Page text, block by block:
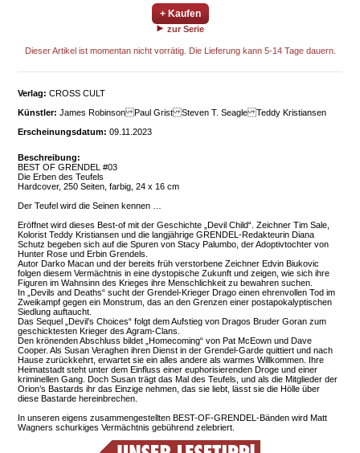
+ Kaufen
zur Serie
Dieser Artikel ist momentan nicht vorrätig. Die Lieferung kann 5-14 Tage dauern.
Verlag: CROSS CULT
Künstler: James Robinson Paul Grist Steven T. Seagle Teddy Kristiansen
Erscheinungsdatum: 09.11.2023
Beschreibung:
BEST OF GRENDEL #03
Die Erben des Teufels
Hardcover, 250 Seiten, farbig, 24 x 16 cm
Der Teufel wird die Seinen kennen …
Eröffnet wird dieses Best-of mit der Geschichte „Devil Child“. Zeichner Tim Sale,
Kolorist Teddy Kristiansen und die langjährige GRENDEL-Redakteurin Diana
Schutz begeben sich auf die Spuren von Stacy Palumbo, der Adoptivtochter von
Hunter Rose und Erbin Grendels.
Autor Darko Macan und der bereits früh verstorbene Zeichner Edvin Biukovic
folgen diesem Vermächtnis in eine dystopische Zukunft und zeigen, wie sich ihre
Figuren im Wahnsinn des Krieges ihre Menschlichkeit zu bewahren suchen.
In „Devils and Deaths“ sucht der Grendel-Krieger Drago einen ehrenvollen Tod im
Zweikampf gegen ein Monstrum, das an den Grenzen einer postapokalyptischen
Siedlung auftaucht.
Das Sequel „Devil’s Choices“ folgt dem Aufstieg von Dragos Bruder Goran zum
geschicktesten Krieger des Agram-Clans.
Den krönenden Abschluss bildet „Homecoming“ von Pat McEown und Dave
Cooper. Als Susan Veraghen ihren Dienst in der Grendel-Garde quittiert und nach
Hause zurückkehrt, erwartet sie ein alles andere als warmes Willkommen. Ihre
Heimatstadt steht unter dem Einfluss einer euphorisierenden Droge und einer
kriminellen Gang. Doch Susan trägt das Mal des Teufels, und als die Mitglieder der
Orion’s Bastards ihr das Einzige nehmen, das sie liebt, lässt sie die Hölle über
diese Bastarde hereinbrechen.
In unseren eigens zusammengestellten BEST-OF-GRENDEL-Bänden wird Matt
Wagners schurkiges Vermächtnis gebührend zelebriert.